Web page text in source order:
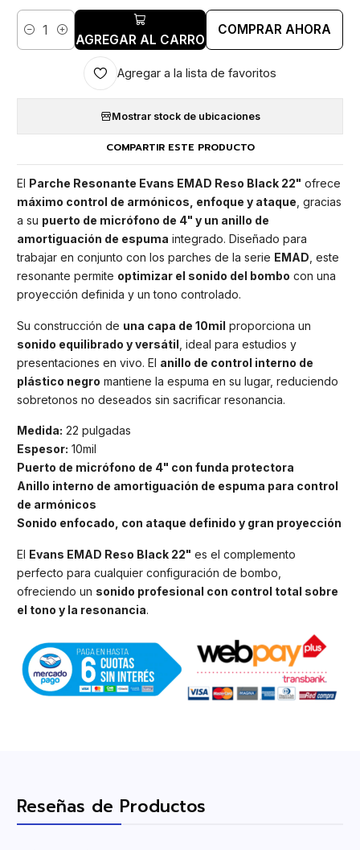
Cantidad AGREGAR AL CARRO
COMPRAR AHORA
Agregar a la lista de favoritos
Mostrar stock de ubicaciones
COMPARTIR ESTE PRODUCTO
El Parche Resonante Evans EMAD Reso Black 22" ofrece
máximo control de armónicos, enfoque y ataque , gracias
a su puerto de micrófono de 4" y un anillo de
amortiguación de espuma integrado. Diseñado para
trabajar en conjunto con los parches de la serie EMAD , este
resonante permite optimizar el sonido del bombo con una
proyección definida y un tono controlado.
Su construcción de una capa de 10mil proporciona un
sonido equilibrado y versátil , ideal para estudios y
presentaciones en vivo. El anillo de control interno de
plástico negro mantiene la espuma en su lugar, reduciendo
sobretonos no deseados sin sacrificar resonancia.
Medida: 22 pulgadas
Espesor: 10mil
Puerto de micrófono de 4" con funda protectora
Anillo interno de amortiguación de espuma para control
de armónicos
Sonido enfocado, con ataque definido y gran proyección
El Evans EMAD Reso Black 22" es el complemento
perfecto para cualquier configuración de bombo,
ofreciendo un sonido profesional con control total sobre
el tono y la resonancia.
Reseñas de Productos